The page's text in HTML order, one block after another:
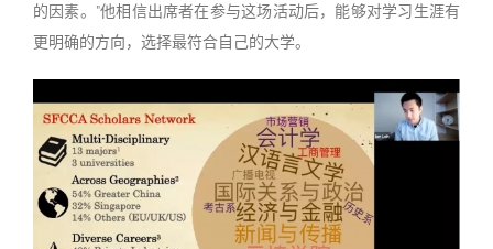
的因素。”他相信出席者在参与这场活动后，能够对学习生涯有
更明确的方向，选择最符合自己的大学。